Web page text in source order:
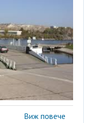
Виж повече